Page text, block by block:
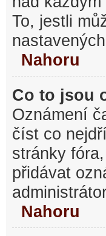
To, jestli
Nahoru
Co to jsou
Oznámení
číst co
stránky
přidávat
Nahoru